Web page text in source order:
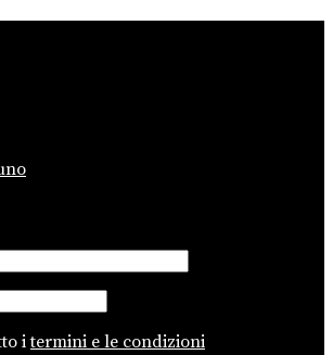
itermini e le condizioni